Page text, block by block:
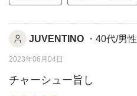
JUVENTINO ・40代/男性
2023年06月04日
チャーシュー旨し